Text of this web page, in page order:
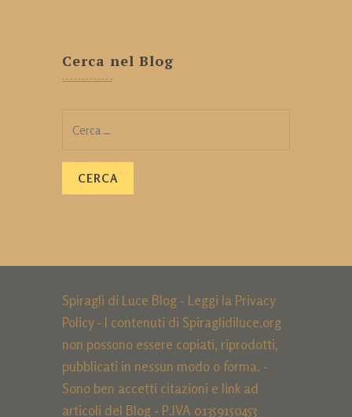
Cerca nel Blog
Spiragli di Luce Blog - Leggi la Privacy
Policy- I contenuti di Spiraglidiluce.org
non possono essere copiati, riprodotti,
pubblicati in nessun modo o forma. -
Sono ben accetti citazioni e link ad
articoli del Blog - P.IVA 01359150453